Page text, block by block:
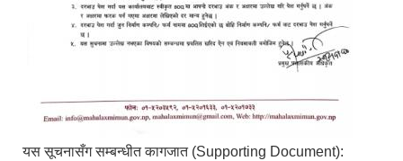
यस सूचनासँग सम्बन्धीत कागजात (Supporting Document):